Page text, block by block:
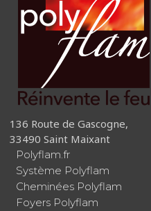
136 Route de Gascogne,
33490 Saint Maixant
Polyflam.fr
Système Polyflam
Cheminées Polyflam
Foyers Polyflam